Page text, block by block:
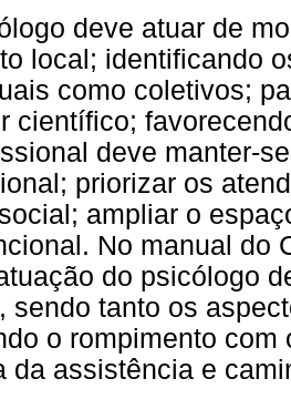
deve atuar de
local; identificando
como coletivos;
científico;
deve manter-
priorizar os
ampliar o
No manual do
do psicólogo
sendo tanto os
o rompimento
da assistência e